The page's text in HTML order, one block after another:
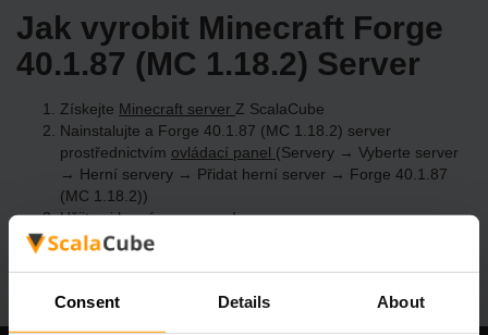
Consent Details About
Jak vyrobit Minecraft Forge
40.1.87 (MC 1.18.2) Server
Získejte Minecraft server Z ScalaCube
Nainstalujte a Forge 40.1.87 (MC 1.18.2) server
prostřednictvím ovládací panel (Servery → Vyberte server
→ Herní servery → Přidat herní server → Forge 40.1.87
(MC 1.18.2))
Užijte si hraní na serveru!